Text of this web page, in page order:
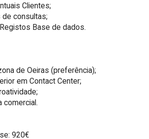
Clientes;
consultas;
Base de dados.
de Oeiras (preferência);
em Contact Center;
comercial.
920€